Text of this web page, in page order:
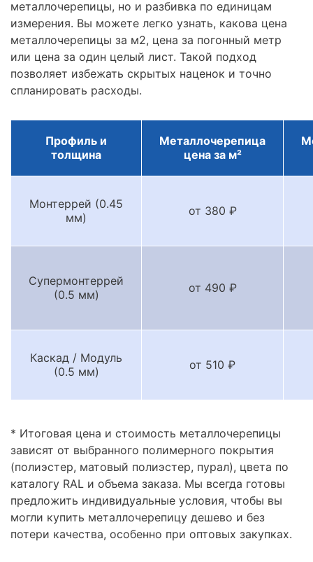
металлочерепицы, но и разбивка по единицам
измерения. Вы можете легко узнать, какова цена
металлочерепицы за м2, цена за погонный метр
или цена за один целый лист. Такой подход
позволяет избежать скрытых наценок и точно
спланировать расходы.
Профиль и
толщина
Металлочерепица
цена за м²
Монтеррей (0.45
мм)
от 380 ₽
Супермонтеррей
(0.5 мм)
от 490 ₽
Каскад / Модуль
(0.5 мм)
от 510 ₽
* Итоговая цена и стоимость металлочерепицы
зависят от выбранного полимерного покрытия
(полиэстер, матовый полиэстер, пурал), цвета по
каталогу RAL и объема заказа. Мы всегда готовы
предложить индивидуальные условия, чтобы вы
могли купить металлочерепицу дешево и без
потери качества, особенно при оптовых закупках.